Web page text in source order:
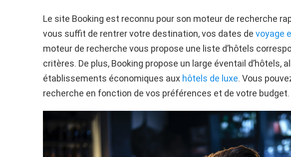
Le site Booking est reconnu pour son moteur de recherche
vous suffit de rentrer votre destination, vos dates de voyage
moteur de recherche vous propose une liste d’hôtels
critères. De plus, Booking propose un large éventail d’hôtels,
établissements économiques aux hôtels de luxe. Vous
recherche en fonction de vos préférences et de votre budget.